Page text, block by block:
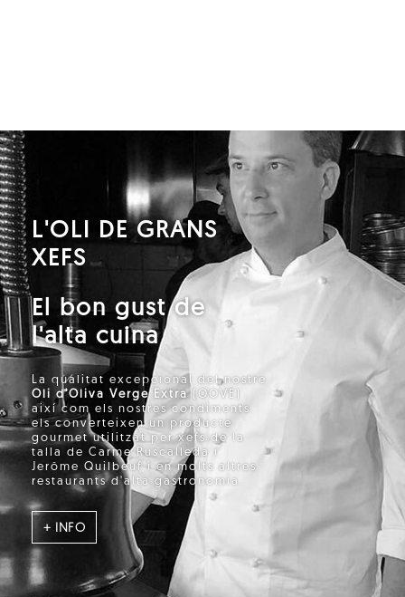
L'OLI DE GRANS
XEFS
El bon gust de
l'alta cuina
La qualitat excepcional del nostre
Oli d'Oliva Verge Extra(OOVE)
així com els nostres condiments
els converteixen un producte
gourmet utilitzat per xefs de la
talla de Carme Ruscalleda i
Jerôme Quilbeuf i en molts altres
restaurants d'alta gastronomia.
+ INFO